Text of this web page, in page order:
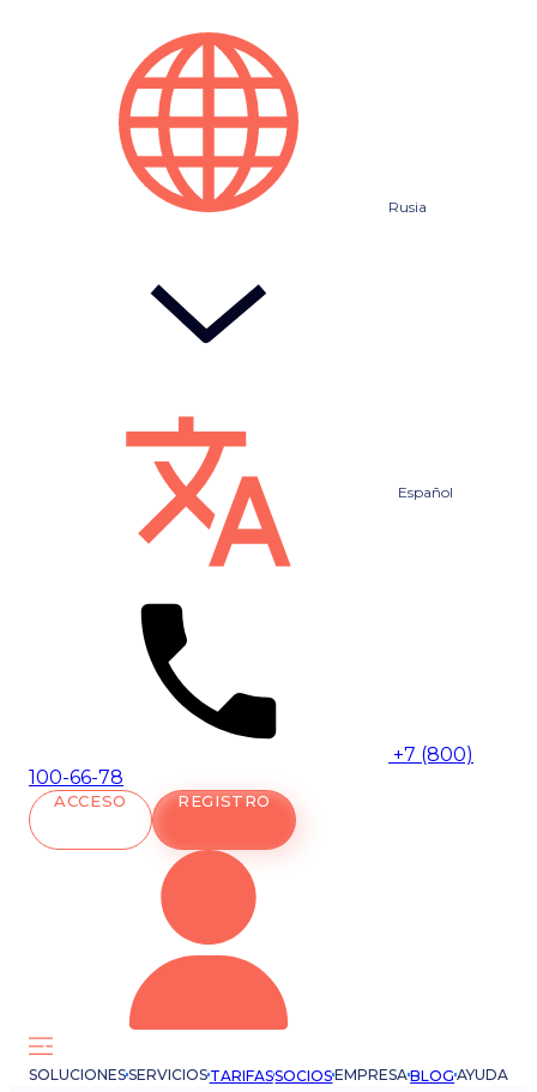
Rusia
Español
+7 (800)
100-66-78
ACCESO REGISTRO
SOLUCIONESSERVICIOSTARIFASSOCIOSEMPRESABLOGAYUDA